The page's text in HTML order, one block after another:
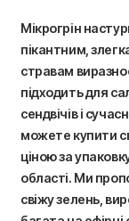
Мікрогрін
пікантним,
стравам
підходить для
сендвічів і
можете купити
ціною за
області. Ми
свіжу зелень,